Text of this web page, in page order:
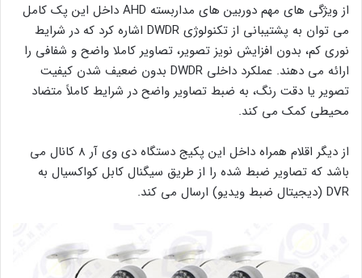
از ویژگی های مهم دوربین های مداربسته AHD داخل این پک کامل
می توان به پشتیبانی از تکنولوژی DWDR اشاره کرد که در شرایط
نوری کم، بدون افزایش نویز تصویر، تصاویر کاملا واضح و شفافی را
ارائه می دهند. عملکرد داخلی DWDR بدون ضعیف شدن کیفیت
تصویر یا دقت رنگ، به ضبط تصاویر واضح در شرایط کاملاً متضاد
محیطی کمک می کند.
از دیگر اقلام همراه داخل این پکیج دستگاه دی وی آر 8 کانال می
باشد که تصاویر ضبط شده را از طریق سیگنال کابل کواکسیال به
DVR (دیجیتال ضبط ویدیو) ارسال می کند.